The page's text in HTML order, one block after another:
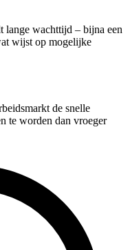
lange wachttijd – bijna een
wijst op mogelijke
de snelle
te worden dan vroeger